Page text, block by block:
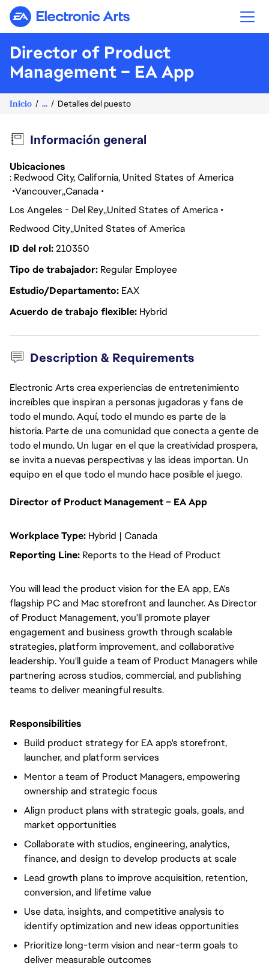
Electronic Arts
Director of Product
Management – EA App
Inicio ... Detalles del puesto
Información general
Ubicaciones
: Redwood City, California, United States of America
Vancouver Canada
Los Angeles - Del Rey United States of America
Redwood City United States of America
ID del rol210350
Tipo de trabajador Regular Employee
Estudio/Departamento EAX
Acuerdo de trabajo flexible Hybrid
Description & Requirements
Electronic Arts crea experiencias de entretenimiento
increíbles que inspiran a personas jugadoras y fans de
todo el mundo. Aquí, todo el mundo es parte de la
historia. Parte de una comunidad que conecta a gente de
todo el mundo. Un lugar en el que la creatividad prospera,
se invita a nuevas perspectivas y las ideas importan. Un
equipo en el que todo el mundo hace posible el juego.
Director of Product Management – EA App
Workplace Type: Hybrid | Canada
Reporting Line: Reports to the Head of Product
You will lead the product vision for the EA app, EA's
flagship PC and Mac storefront and launcher. As Director
of Product Management, you'll promote player
engagement and business growth through scalable
strategies, platform improvement, and collaborative
leadership. You'll guide a team of Product Managers while
partnering across studios, commercial, and publishing
teams to deliver meaningful results.
Responsibilities
Build product strategy for EA app's storefront,
launcher, and platform services
Mentor a team of Product Managers, empowering
ownership and strategic focus
Align product plans with strategic goals, goals, and
market opportunities
Collaborate with studios, engineering, analytics,
finance, and design to develop products at scale
Lead growth plans to improve acquisition, retention,
conversion, and lifetime value
Use data, insights, and competitive analysis to
identify optimization and new ideas opportunities
Prioritize long-term vision and near-term goals to
deliver measurable outcomes